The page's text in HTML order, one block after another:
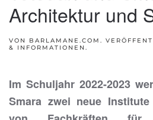
Architektur und
VON BARLAMANE.COM.
& INFORMATIONEN .
Im Schuljahr 2022-2023
Smara zwei neue